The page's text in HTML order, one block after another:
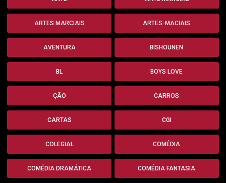
ARTES MARCIAIS ARTES-MACIAIS
AVENTURA BISHOUNEN
BL BOYS LOVE
ÇÃO CARROS
CARTAS CGI
COLEGIAL COMÉDIA
COMÉDIA DRAMÁTICA COMÉDIA FANTASIA